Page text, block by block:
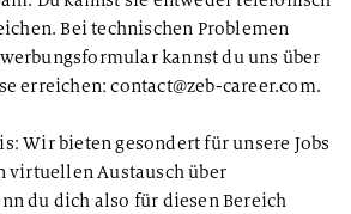
Bei technischen Problemen
kannst du uns über
erreichen: contact@zeb-career.com.
Wir bieten gesondert für unsere Jobs
virtuellen Austausch über
du dich also für diesen Bereich